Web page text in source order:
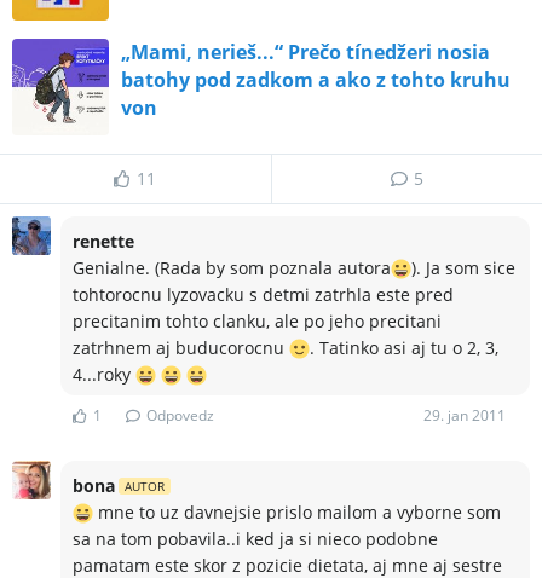
„Mami, nerieš...“ Prečo tínedžeri nosia
batohy pod zadkom a ako z tohto kruhu
von
11 5
renette
Genialne. (Rada by som poznala autora
). Ja som sice
tohtorocnu lyzovacku s detmi zatrhla este pred
precitanim tohto clanku, ale po jeho precitani
zatrhnem aj buducorocnu
. Tatinko asi aj tu o 2, 3,
4...roky
1 Odpovedz 29. jan 2011
bona AUTOR
mne to uz davnejsie prislo mailom a vyborne som
sa na tom pobavila..i ked ja si nieco podobne
pamatam este skor z pozicie dietata, aj mne aj sestre